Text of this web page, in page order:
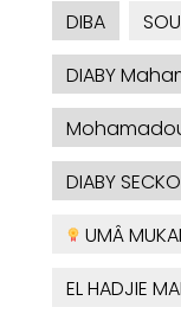
DIBA
DIABY
DIABY
UMÂ
EL HADJIE